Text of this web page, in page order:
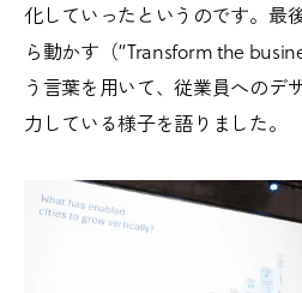
化していったというのです。最
ら動かす（“Transform the
う言葉を用いて、従業員へのデ
力している様子を語りました。